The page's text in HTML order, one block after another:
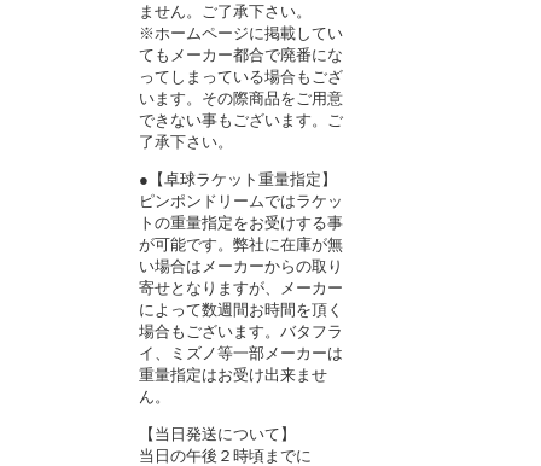
ません。ご了承下さい。
※ホームページに掲載してい
てもメーカー都合で廃番にな
ってしまっている場合もござ
います。その際商品をご用意
できない事もございます。ご
了承下さい。
●【卓球ラケット重量指定】
ピンポンドリームではラケッ
トの重量指定をお受けする事
が可能です。弊社に在庫が無
い場合はメーカーからの取り
寄せとなりますが、メーカー
によって数週間お時間を頂く
場合もございます。バタフラ
イ、ミズノ等一部メーカーは
重量指定はお受け出来ませ
ん。
【当日発送について】
当日の午後２時頃までに